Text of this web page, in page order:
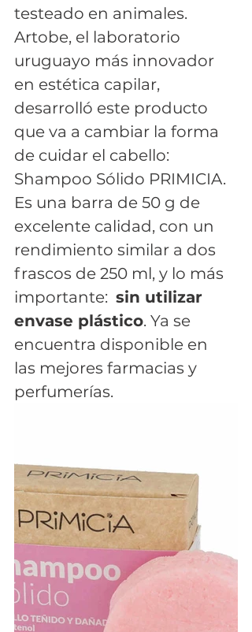
testeado en animales.
Artobe, el laboratorio
uruguayo más innovador
en estética capilar,
desarrolló este producto
que va a cambiar la forma
de cuidar el cabello:
Shampoo Sólido PRIMICIA.
Es una barra de 50 g de
excelente calidad, con un
rendimiento similar a dos
frascos de 250 ml, y lo más
importante: sin utilizar
envase plástico. Ya se
encuentra disponible en
las mejores farmacias y
perfumerías.